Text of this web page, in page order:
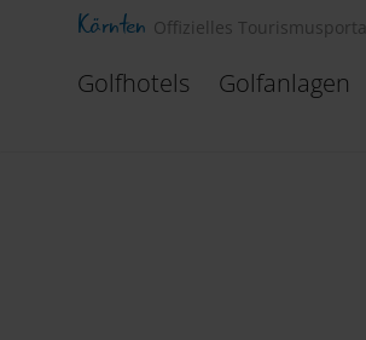
Kärnten Offizielles Tourismusportal
Golfhotels Golfanlagen